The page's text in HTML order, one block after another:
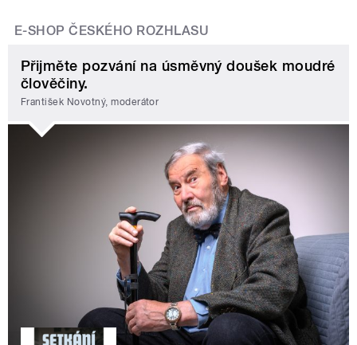
E-SHOP ČESKÉHO ROZHLASU
Přijměte pozvání na úsměvný doušek moudré
člověčiny.
František Novotný, moderátor